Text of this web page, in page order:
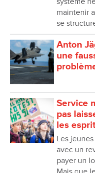
maintenir
se
Anton
une
Service
pas
les
Les
avec un
payer un